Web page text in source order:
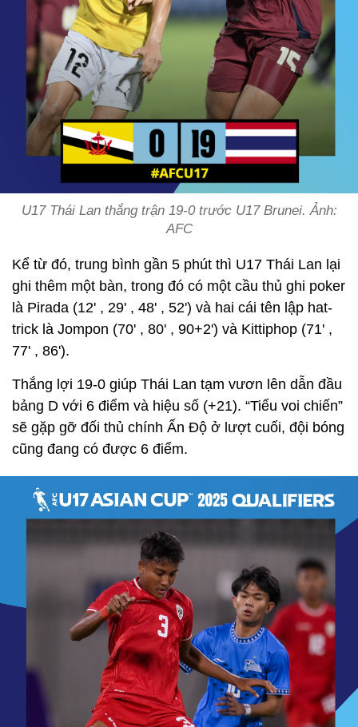
U17 Thái Lan thắng trận 19-0 trước U17 Brunei. Ảnh:
AFC
Kể từ đó, trung bình gần 5 phút thì U17 Thái Lan lại
ghi thêm một bàn, trong đó có một cầu thủ ghi poker
là Pirada (12' , 29' , 48' , 52') và hai cái tên lập hat-
trick là Jompon (70' , 80' , 90+2') và Kittiphop (71' ,
77' , 86').
Thắng lợi 19-0 giúp Thái Lan tạm vươn lên dẫn đầu
bảng D với 6 điểm và hiệu số (+21). “Tiểu voi chiến”
sẽ gặp gỡ đối thủ chính Ấn Độ ở lượt cuối, đội bóng
cũng đang có được 6 điểm.